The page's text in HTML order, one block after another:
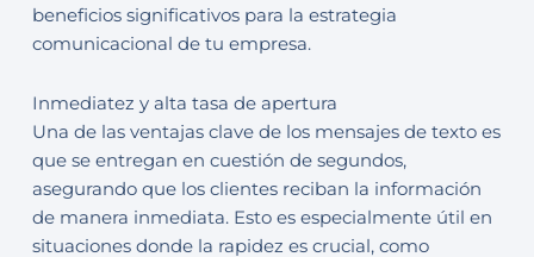
beneficios significativos para la estrategia
comunicacional de tu empresa.
Inmediatez y alta tasa de apertura
Una de las ventajas clave de los mensajes de texto es
que se entregan en cuestión de segundos,
asegurando que los clientes reciban la información
de manera inmediata. Esto es especialmente útil en
situaciones donde la rapidez es crucial, como